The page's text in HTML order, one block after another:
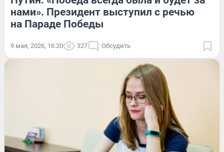
нами». Президент выступил с речью
на Параде Победы
9 мая, 2026, 16:20 327 Обсудить